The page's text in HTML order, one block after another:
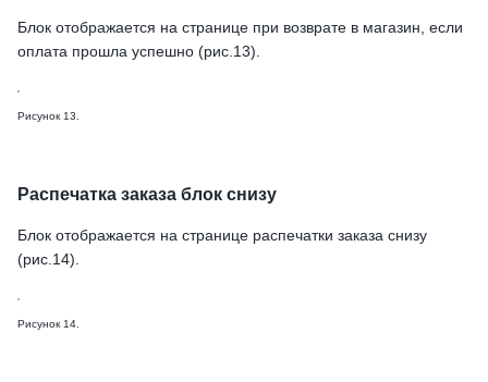
Блок отображается на странице при возврате в магазин, если
оплата прошла успешно (рис.13).
Рисунок 13.
Распечатка заказа блок снизу
Блок отображается на странице распечатки заказа снизу
(рис.14).
Рисунок 14.